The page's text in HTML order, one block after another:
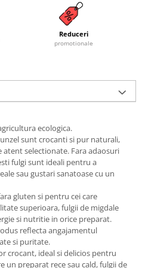
Reduceri
promotionale
ecologica.
sunt crocanti si pur naturali,
selectionate. Fara adaosuri
fulgi sunt ideali pentru a
sau gustari sanatoase cu un
gluten si pentru cei care
superioara, fulgii de migdale
si nutritie in orice preparat.
reflecta angajamentul
si puritate.
crocant, ideal si delicios pentru
un preparat rece sau cald, fulgii de